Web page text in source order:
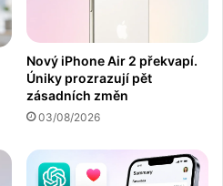
Nový iPhone Air 2 překvapí.
Úniky prozrazují pět
zásadních změn
03/08/2026